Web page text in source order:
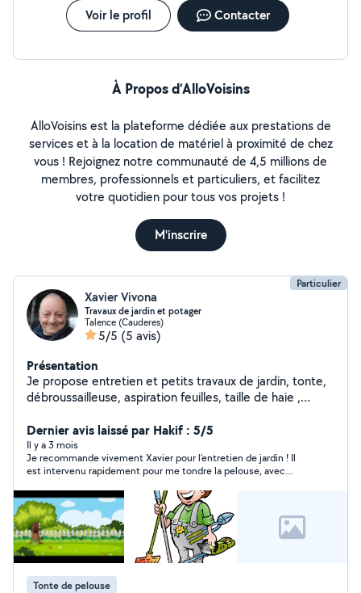
Voir le profil Contacter
À Propos d’AlloVoisins
AlloVoisins est la plateforme dédiée aux prestations de
services et à la location de matériel à proximité de chez
vous ! Rejoignez notre communauté de 4,5 millions de
membres, professionnels et particuliers, et facilitez
votre quotidien pour tous vos projets !
M'inscrire
Particulier
Xavier Vivona
Travaux de jardin et potager
Talence (Cauderes)
5/5 (5 avis)
Présentation
Je propose entretien et petits travaux de jardin, tonte,
débroussailleuse, aspiration feuilles, taille de haie ,
potager.
Dernier avis laissé par Hakif : 5/5
Il y a 3 mois
Je recommande vivement Xavier pour l’entretien de jardin ! Il
est intervenu rapidement pour me tondre la pelouse, avec
soigné, et réalisé avec un vrai souci du détail. En plus d’être
très professionnel, Xavier est quelqu’un de sympathique et
agréable, ce qui rend les échanges simples et efficaces. Sa
qualité de travail m’a convaincu, au point de lui confier
désormais l’entretien de mon jardin deux fois par mois. Vous
pouvez faire appel à lui en toute confiance !
Tonte de pelouse